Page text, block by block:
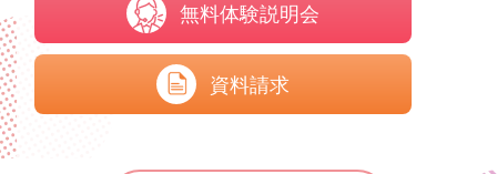
無料体験説明会
資料請求